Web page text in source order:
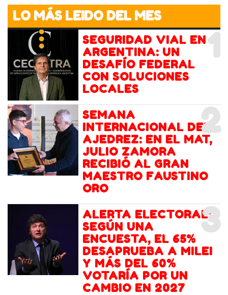
LO MÁS LEIDO DEL MES
1
SEGURIDAD VIAL EN
ARGENTINA: UN
DESAFÍO FEDERAL
CON SOLUCIONES
LOCALES
2
SEMANA
INTERNACIONAL DEL
AJEDREZ: EN EL MAT,
JULIO ZAMORA
RECIBIÓ AL GRAN
MAESTRO FAUSTINO
ORO
3
ALERTA ELECTORAL:
SEGÚN UNA
ENCUESTA, EL 65%
DESAPRUEBA A MILEI
Y MÁS DEL 60%
VOTARÍA POR UN
CAMBIO EN 2027